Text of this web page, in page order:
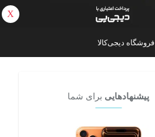
فروشگاه دیجی‌کالا
پیشنهادهایی برای شما
X